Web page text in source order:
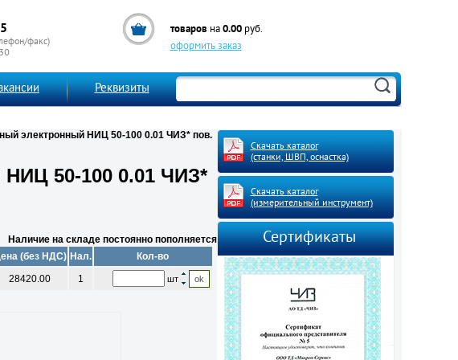
факс)
товаров на 0.00руб.
оформить заказ
Реквизиты
электронный НИЦ 50-100 0.01 ЧИЗ* пов.
50-100 0.01 ЧИЗ*
Наличие на складе постоянно пополняется
(без НДС) Нал.
Кол-во
28420.00 1 шт
Скачать каталог
(станки, ШВП, оснастка)
Скачать каталог
(измерительный инструмент)
Сертификаты